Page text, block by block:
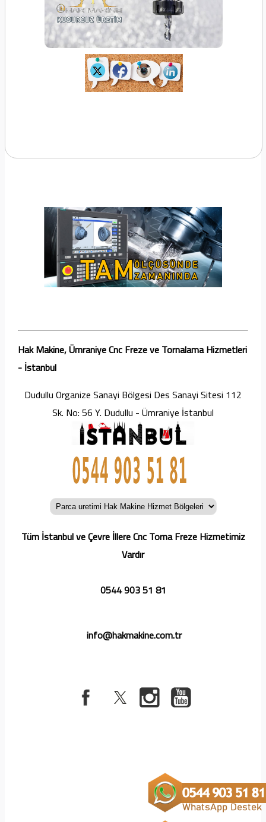
Hak Makine, Ümraniye Cnc Freze ve Tornalama Hizmetleri
- İstanbul
Dudullu Organize Sanayi Bölgesi Des Sanayi Sitesi 112
Sk. No: 56 Y. Dudullu - Ümraniye İstanbul
Tüm İstanbul ve Çevre İllere Cnc Torna Freze Hizmetimiz
Vardır
0544 903 51 81
info@hakmakine.com.tr